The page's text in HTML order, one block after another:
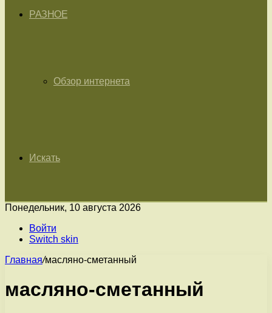
РАЗНОЕ
Обзор интернета
Искать
Понедельник, 10 августа 2026
Войти
Switch skin
Главная/масляно-сметанный
масляно-сметанный